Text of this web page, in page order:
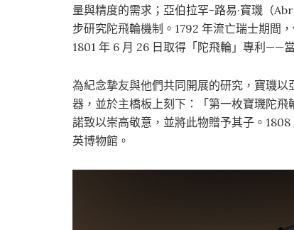
量與精度的需求；亞伯拉罕-路易·寶璣（
步研究陀飛輪機制。1792 年流亡瑞士期間
1801 年 6 月 26 日取得「陀飛輪」專利——
為紀念摯友與他們共同開展的研究，寶璣
器，並於主橋板上刻下：「第一枚寶璣陀
諾致以崇高敬意，並將此物贈予其子。
英博物館。